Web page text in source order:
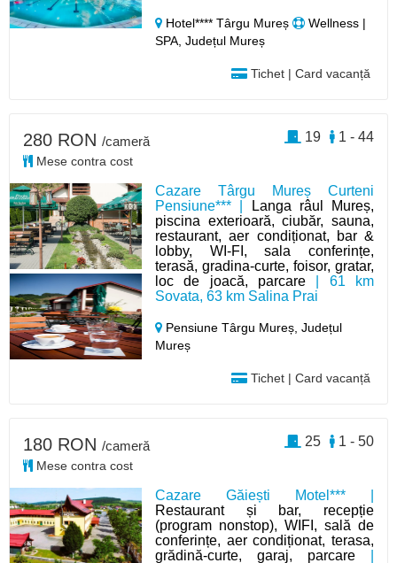
Hotel**** Târgu Mureș
Wellness |
SPA, Județul Mureș
Tichet | Card vacanță
Cazare Târgu Mureș Curteni
Pensiune*** |
Langa râul Mureș,
piscina exterioară, ciubăr, sauna,
restaurant, aer condiționat, bar &
lobby, WI-FI, sala conferințe,
terasă, gradina-curte, foisor, gratar,
loc de joacă, parcare | 61 km
Sovata, 63 km Salina Prai
Pensiune Târgu Mureș,Județul
Mureș
Tichet | Card vacanță
280 RON /cameră
Mese contra cost
1 - 44
19
Cazare Găiești Motel*** |
Restaurant și bar, recepție
(program nonstop), WIFI, sală de
conferințe, aer condiționat, terasa,
grădină-curte, garaj, parcare
180 RON /cameră
Mese contra cost
1 - 50
25